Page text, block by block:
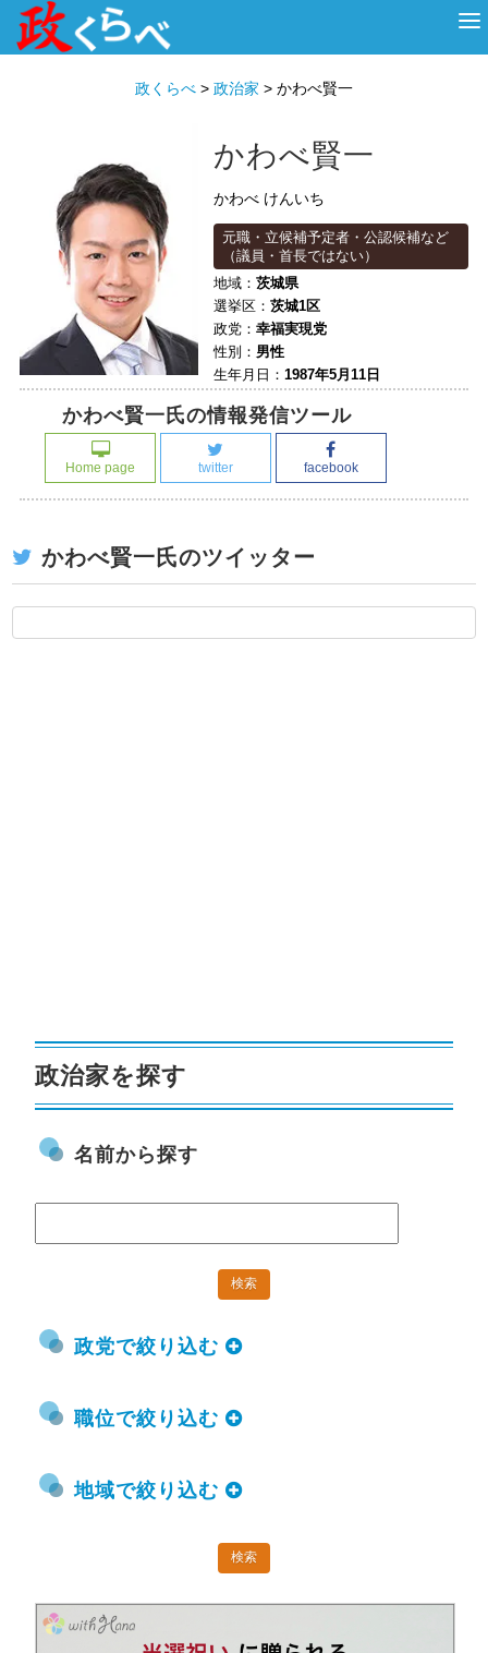
政くらべ > 政治家 > かわべ賢一
かわべ賢一
かわべ けんいち
元職・立候補予定者・公認候補など
（議員・首長ではない）
地域： 茨城県
選挙区： 茨城1区
政党： 幸福実現党
性別： 男性
生年月日： 1987年5月11日
かわべ賢一氏の情報発信ツール
Home page twitter facebook
かわべ賢一氏のツイッター
政治家を探す
名前から探す
政党で絞り込む
職位で絞り込む
地域で絞り込む